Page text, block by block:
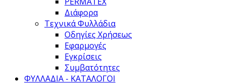
Διάφορα
Τεχνικά Φυλλάδια
Οδηγίες Χρήσεως
Εφαρμογές
Εγκρίσεις
Συμβατότητες
ΦΥΛΛΑΔΙΑ - ΚΑΤΑΛΟΓΟΙ